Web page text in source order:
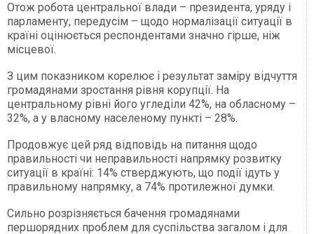
Отож робота центральної влади – президента, уряду і
парламенту, передусім – щодо нормалізації ситуації в
країні оцінюється респондентами значно гірше, ніж
місцевої.
З цим показником корелює і результат заміру відчуття
громадянами зростання рівня корупції. На
центральному рівні його угледіли 42%, на обласному –
32%, а у власному населеному пункті – 28%.
Продовжує цей ряд відповідь на питання щодо
правильності чи неправильності напрямку розвитку
ситуації в країні: 14% стверджують, що події ідуть у
правильному напрямку, а 74% протилежної думки.
Сильно розрізняється бачення громадянами
першорядних проблем для суспільства загалом і для